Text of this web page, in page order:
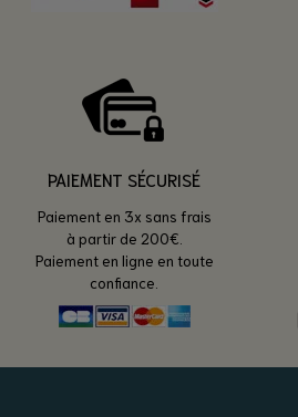
PAIEMENT SÉCURISÉ
Paiement en 3x sans frais
à partir de 200€.
Paiement en ligne en toute
confiance.